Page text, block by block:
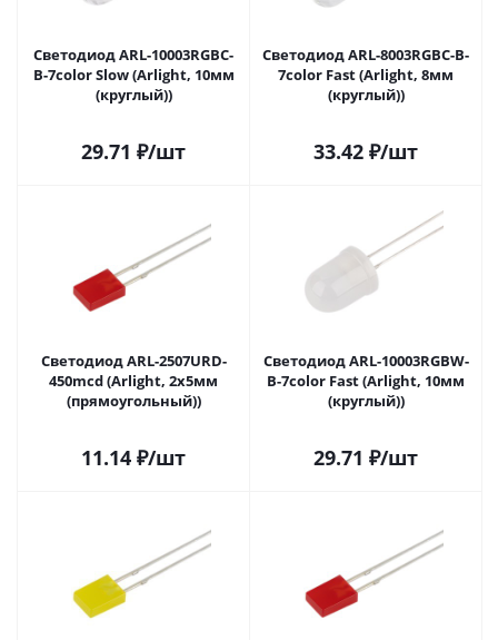
Светодиод ARL-10003RGBC-
B-7color Slow (Arlight, 10мм
(круглый))
29.71 ₽/шт
Светодиод ARL-8003RGBC-B-
7color Fast (Arlight, 8мм
(круглый))
33.42 ₽/шт
Светодиод ARL-2507URD-
450mcd (Arlight, 2x5мм
(прямоугольный))
11.14 ₽/шт
Светодиод ARL-10003RGBW-
B-7color Fast (Arlight, 10мм
(круглый))
29.71 ₽/шт